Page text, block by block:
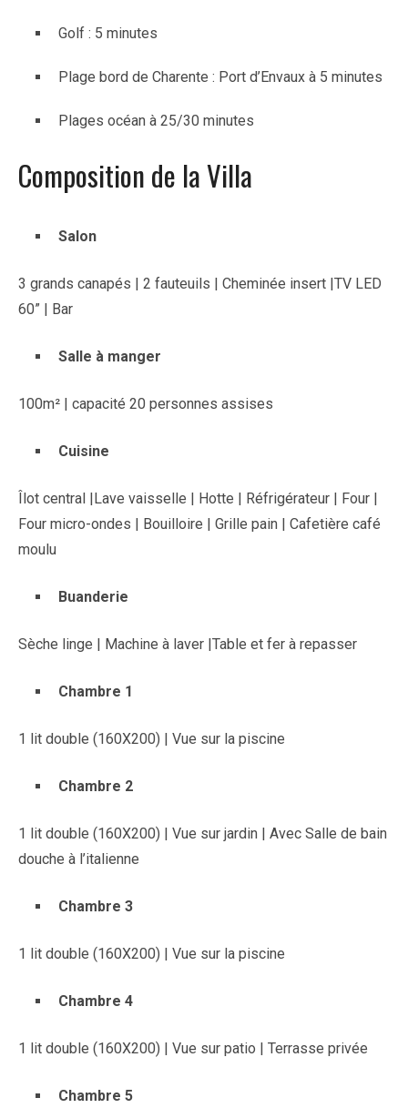
Golf : 5 minutes
Plage bord de Charente : Port d’Envaux à 5 minutes
Plages océan à 25/30 minutes
Composition de la Villa
Salon
3 grands canapés | 2 fauteuils | Cheminée insert |TV LED
60” | Bar
Salle à manger
100m² | capacité 20 personnes assises
Cuisine
Îlot central |Lave vaisselle | Hotte | Réfrigérateur | Four |
Four micro-ondes | Bouilloire | Grille pain | Cafetière café
moulu
Buanderie
Sèche linge | Machine à laver |Table et fer à repasser
Chambre 1
1 lit double (160X200) | Vue sur la piscine
Chambre 2
1 lit double (160X200) | Vue sur jardin | Avec Salle de bain
douche à l’italienne
Chambre 3
1 lit double (160X200) | Vue sur la piscine
Chambre 4
1 lit double (160X200) | Vue sur patio | Terrasse privée
Chambre 5